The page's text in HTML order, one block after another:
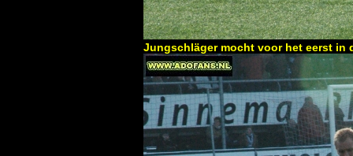
Jungschläger mocht voor het eerst in